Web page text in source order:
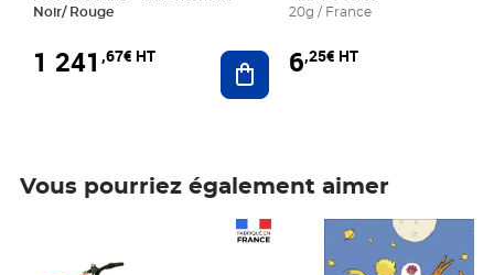
Noir/ Rouge
1 241 ,67€ HT Ajouter au panier
20g / France
6,25€ HT
Vous pourriez également aimer
Prix 6,25€ HT